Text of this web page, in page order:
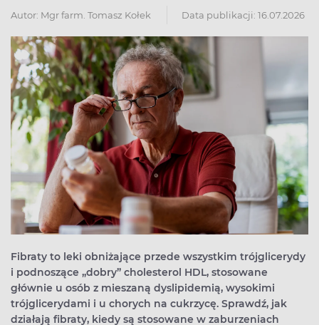
Autor: Mgr farm. Tomasz Kołek Data publikacji: 16.07.2026
Fibraty to leki obniżające przede wszystkim trójglicerydy
i podnoszące „dobry” cholesterol HDL, stosowane
głównie u osób z mieszaną dyslipidemią, wysokimi
trójglicerydami i u chorych na cukrzycę. Sprawdź, jak
działają fibraty, kiedy są stosowane w zaburzeniach